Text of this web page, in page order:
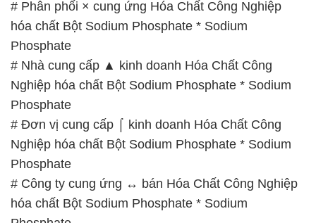
Phosphate
# Đơn vị cung cấp ⌠ kinh doanh Hóa Chất Công
Nghiệp hóa chất Bột Sodium Phosphate * Sodium
Phosphate
# Công ty cung ứng ↔ bán Hóa Chất Công Nghiệp
hóa chất Bột Sodium Phosphate * Sodium
Phosphate
# Cung cấp ¶ bán Hóa Chất Công Nghiệp hóa chất
Bột Sodium Phosphate * Sodium Phosphate
# Nơi thương mại • bán Hóa Chất Công Nghiệp hóa
chất Bột Sodium Phosphate * Sodium Phosphate